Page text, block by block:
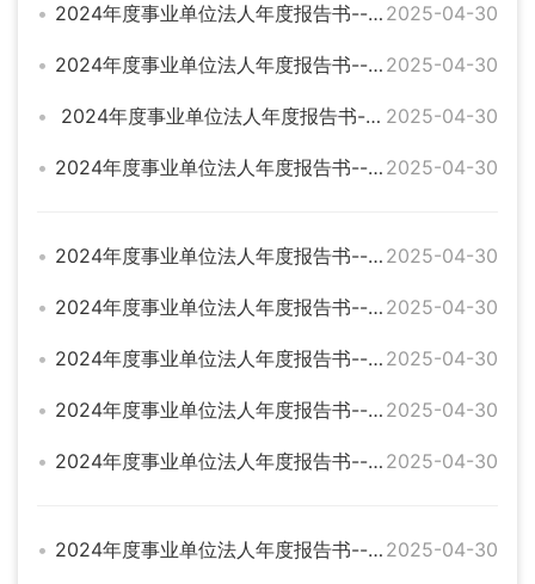
2024年度事业单位法人年度报告书--临湘市教育科学研究室 2025-04-30
2024年度事业单位法人年度报告书--临湘市儒溪中学 2025-04-30
2024年度事业单位法人年度报告书--临湘市住房和城乡建设公益事业站 2025-04-30
2024年度事业单位法人年度报告书--临湘市照明事务中心 2025-04-30
2024年度事业单位法人年度报告书--临湘市江南交通运输服务站 2025-04-30
2024年度事业单位法人年度报告书--临湘市聂市交通运输服务站 2025-04-30
2024年度事业单位法人年度报告书--临湘市桃林交通运输服务站 2025-04-30
2024年度事业单位法人年度报告书--临湘市救助站 2025-04-30
2024年度事业单位法人年度报告书--临湘市军队离退休干部休养所 2025-04-30
2024年度事业单位法人年度报告书--临湘市建设工程质量安全监督站 2025-04-30